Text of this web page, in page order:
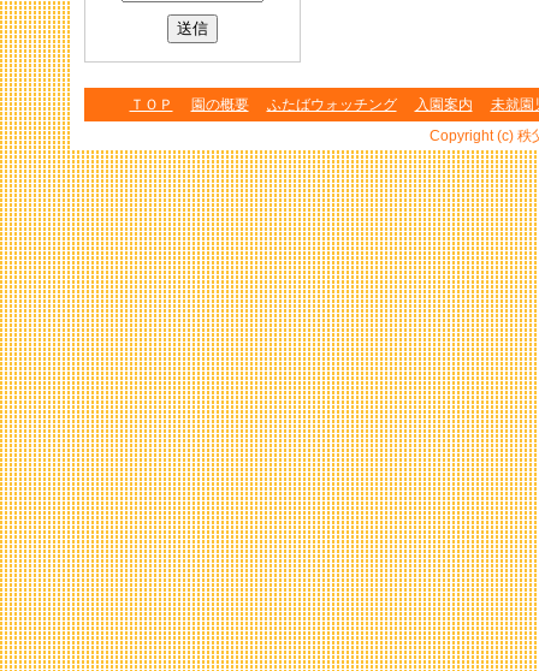
ＴＯＰ 園の概要 ふたばウォッチング 入園案内
未就園
Copyright (c) 秩